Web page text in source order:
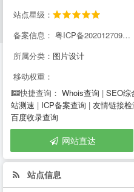
站点星级：
备案信息： 粤ICP备2020127097号-1
所属分类： 图片设计
移动权重：
快捷查询： Whois查询 | SEO综
站测速 | ICP备案查询 | 友情链接检
百度收录查询
网站直达
站点信息